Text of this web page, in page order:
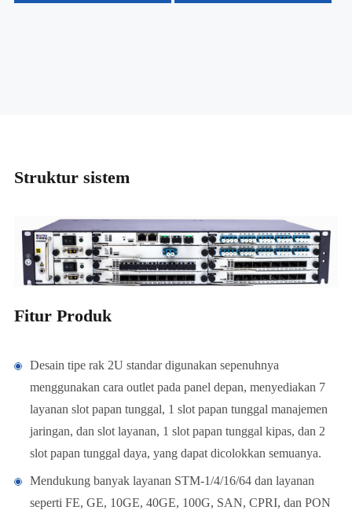
Struktur sistem
Fitur Produk
Desain tipe rak 2U standar digunakan sepenuhnya
menggunakan cara outlet pada panel depan, menyediakan 7
layanan slot papan tunggal, 1 slot papan tunggal manajemen
jaringan, dan slot layanan, 1 slot papan tunggal kipas, dan 2
slot papan tunggal daya, yang dapat dicolokkan semuanya.
Mendukung banyak layanan STM-1/4/16/64 dan layanan
seperti FE, GE, 10GE, 40GE, 100G, SAN, CPRI, dan PON